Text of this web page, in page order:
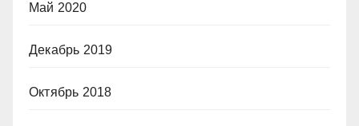
Май 2020
Декабрь 2019
Октябрь 2018